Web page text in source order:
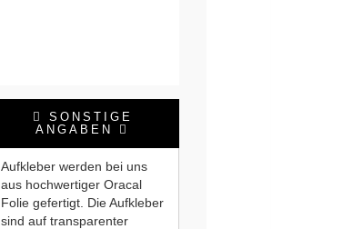
SONSTIGE
ANGABEN
Aufkleber werden bei uns
aus hochwertiger Oracal
Folie gefertigt. Die Aufkleber
sind auf transparenter